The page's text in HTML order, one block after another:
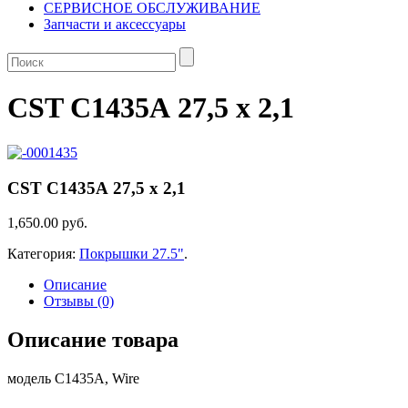
СЕРВИСНОЕ ОБСЛУЖИВАНИЕ
Запчасти и аксессуары
CST С1435А 27,5 х 2,1
CST С1435А 27,5 х 2,1
1,650.00 руб.
Категория: Покрышки 27.5".
Описание
Отзывы (0)
Описание товара
модель С1435А, Wire